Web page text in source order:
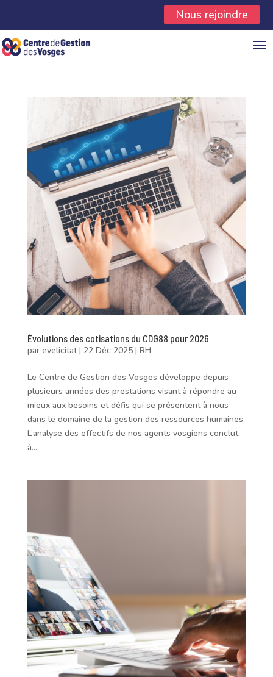
Nous rejoindre
Évolutions des cotisations du CDG88 pour 2026
par evelicitat| 22 Déc 2025| RH
Le Centre de Gestion des Vosges développe depuis
plusieurs années des prestations visant à répondre au
mieux aux besoins et défis qui se présentent à nous
dans le domaine de la gestion des ressources humaines.
L’analyse des effectifs de nos agents vosgiens conclut
à...